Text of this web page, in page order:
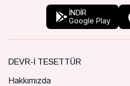
İNDİR
Google Play
DEVR-I TESETTÜR
Hakkımızda